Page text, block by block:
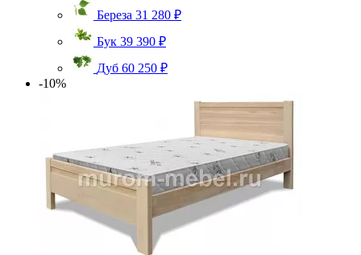
Береза 31 280 ₽
Бук 39 390 ₽
Дуб 60 250 ₽
-10%